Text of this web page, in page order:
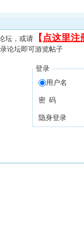
坛，或请 【 点这里注
论坛即可游览帖子
登录
用户名
密 码
隐身登录